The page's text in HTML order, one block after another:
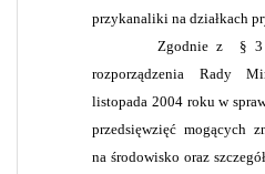
przykanaliki na działkach
Zgodnie z
§
rozporządzenia Rady
listopada 2004 roku w
przedsięwzięć mogących
na środowisko oraz